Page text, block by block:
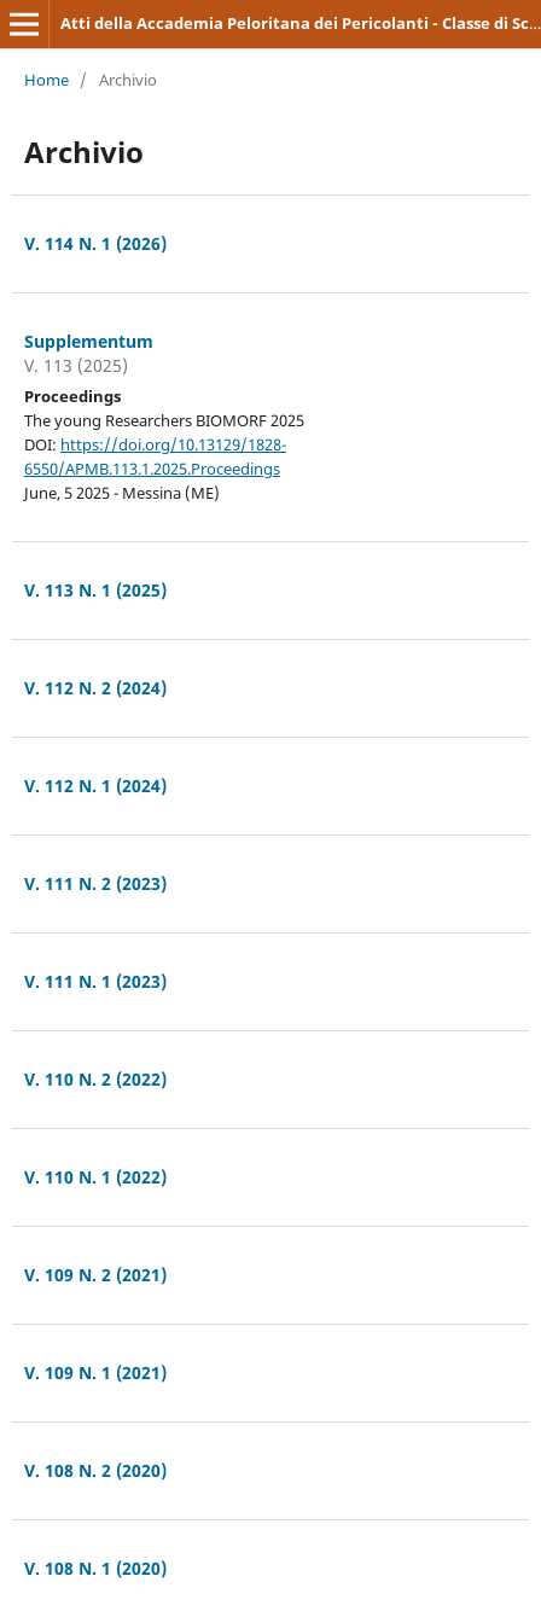
Atti della Accademia Peloritana dei Pericolanti - Classe di Scienze Medico-Biologiche
Home / Archivio
Archivio
V. 114 N. 1 (2026)
Supplementum
V. 113 (2025)
Proceedings
The young Researchers BIOMORF 2025
DOI: https://doi.org/10.13129/1828-
6550/APMB.113.1.2025.Proceedings
June, 5 2025 - Messina (ME)
V. 113 N. 1 (2025)
V. 112 N. 2 (2024)
V. 112 N. 1 (2024)
V. 111 N. 2 (2023)
V. 111 N. 1 (2023)
V. 110 N. 2 (2022)
V. 110 N. 1 (2022)
V. 109 N. 2 (2021)
V. 109 N. 1 (2021)
V. 108 N. 2 (2020)
V. 108 N. 1 (2020)